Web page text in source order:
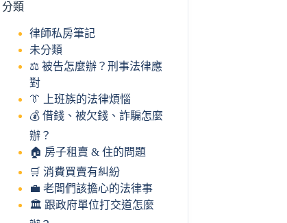
分類
律師私房筆記
未分類
⚖️ 被告怎麼辦？刑事法律應
對
👔 上班族的法律煩惱
💰 借錢、被欠錢、詐騙怎麼
辦？
🏠 房子租賣 & 住的問題
🛒 消費買賣有糾紛
💼 老闆們該擔心的法律事
🏛️ 跟政府單位打交道怎麼